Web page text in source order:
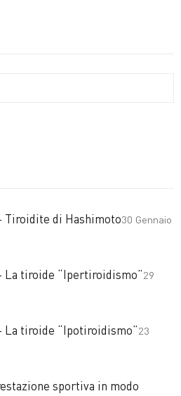
Tiroidite di Hashimoto30 Gennaio
La tiroide “Ipertiroidismo”29
La tiroide “Ipotiroidismo”23
sportiva in modo